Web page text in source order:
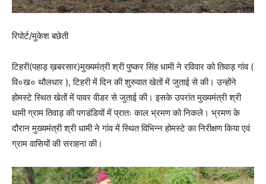
रिपोर्ट/मुकेश बछेती
टिहरी(पहाड़ ख़बरसार)मुख्यमंत्री श्री पुष्कर सिंह धामी ने रविवार को तिवाड़ गांव (
वि०ख० थौलधार ), टिहरी में दिन की शुरुवात खेतों में जुताई से की। उन्होंने
होमस्टे स्थित खेतों में पावर वीडर से जुताई की। इसके उपरांत मुख्यमंत्री श्री
धामी ग्राम तिवाड़ की पगडंडियों में प्रातः काल भ्रमण को निकले। भ्रमण के
दौरान मुख्यमंत्री श्री धामी ने गांव में स्थित विभिन्न होमस्टे का निरीक्षण किया एवं
ग्राम वासियों की सराहना की।